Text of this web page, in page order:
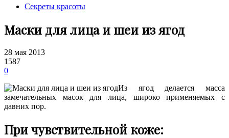
Секреты красоты
Маски для лица и шеи из ягод
28 мая 2013
1587
0
Из ягод делается масса
замечательных масок для лица, широко применяемых с
давних пор.
При чувствительной коже: